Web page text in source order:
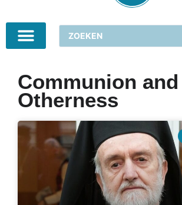
Communion and
Otherness